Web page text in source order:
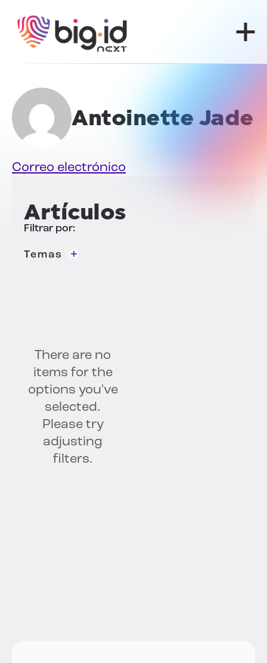
Antoinette Jade
Correo electrónico
Artículos
Filtrar por:
Temas
Protección de datos
There are no
items for the
options you've
selected.
Please try
adjusting
filters.